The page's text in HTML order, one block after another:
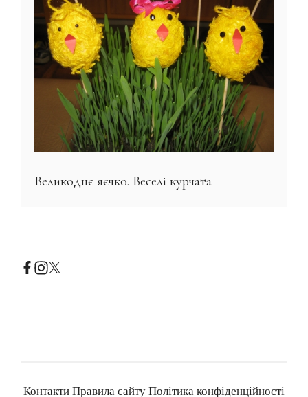
Великоднє яєчко. Веселі курчата
КонтактиПравила сайтуПолітика конфіденційності